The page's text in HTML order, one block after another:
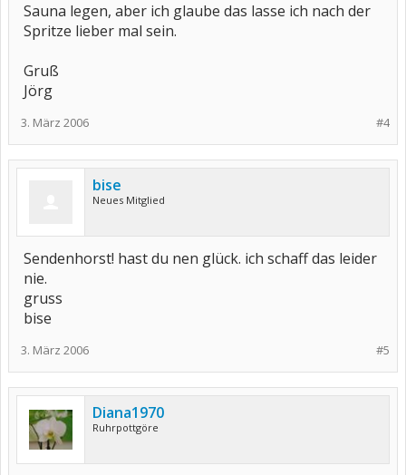
Sauna legen, aber ich glaube das lasse ich nach der
Spritze lieber mal sein.
Gruß
Jörg
#4
3. März 2006
bise
Neues Mitglied
Sendenhorst! hast du nen glück. ich schaff das leider
nie.
gruss
bise
#5
3. März 2006
Diana1970
Ruhrpottgöre